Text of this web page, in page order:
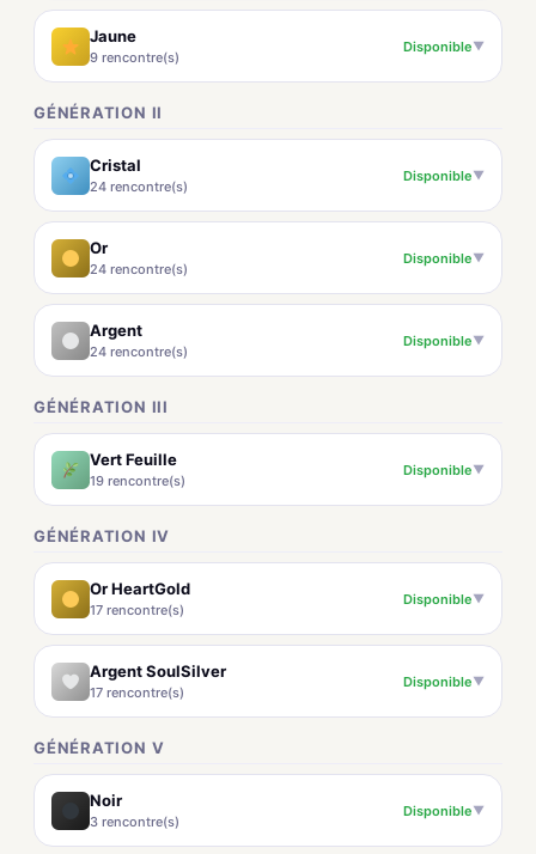
Jaune
9 rencontre(s)
Disponible▼
GÉNÉRATION II
Cristal
24 rencontre(s)
Disponible▼
Or
24 rencontre(s)
Disponible▼
Argent
24 rencontre(s)
Disponible▼
GÉNÉRATION III
Vert Feuille
19 rencontre(s)
Disponible▼
GÉNÉRATION IV
Or HeartGold
17 rencontre(s)
Disponible▼
Argent SoulSilver
17 rencontre(s)
Disponible▼
GÉNÉRATION V
Noir
3 rencontre(s)
Disponible▼